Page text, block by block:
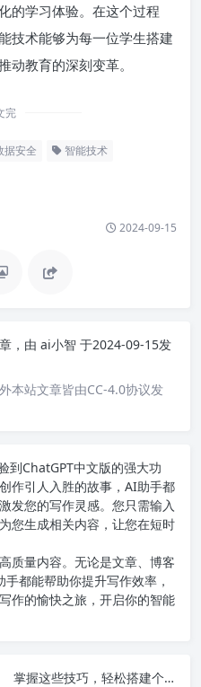
的学习体验。在这个过程
技术能够为每一位学生搭建
动教育的深刻变革。
完
据安全 智能技术
2024-09-15
，由 ai小智 于2024-09-15发
本站文章皆由CC-4.0协议发
到ChatGPT中文版的强大功
作引人入胜的故事，AI助手都
发您的写作灵感。您只需输入
您生成相关内容，让您在短时
质量内容。无论是文章、博客
都能帮助你提升写作效率，
作的愉快之旅，开启你的智能
掌握这些技巧，轻松搭建个人GPT网站，快速实现你的创意梦想！